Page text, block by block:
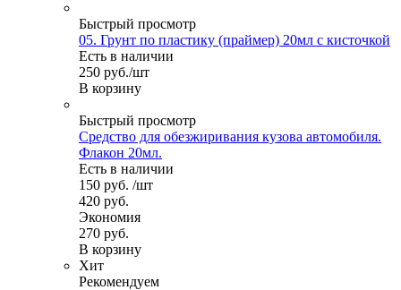
Быстрый просмотр
05. Грунт по пластику (праймер) 20мл с кисточкой
Есть в наличии
250 руб./шт
В корзину
Быстрый просмотр
Средство для обезжиривания кузова автомобиля.
Флакон 20мл.
Есть в наличии
150 руб. /шт
420 руб.
Экономия
270 руб.
В корзину
Хит
Рекомендуем